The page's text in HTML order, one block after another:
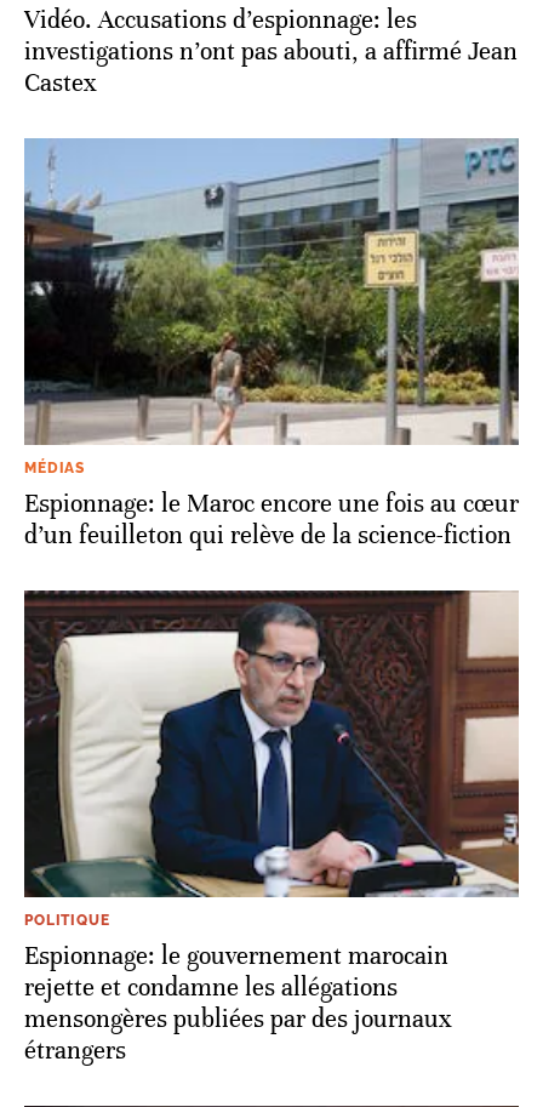
Vidéo. Accusations d’espionnage: les
investigations n’ont pas abouti, a affirmé Jean
Castex
MÉDIAS
Espionnage: le Maroc encore une fois au cœur
d’un feuilleton qui relève de la science-fiction
POLITIQUE
Espionnage: le gouvernement marocain
rejette et condamne les allégations
mensongères publiées par des journaux
étrangers